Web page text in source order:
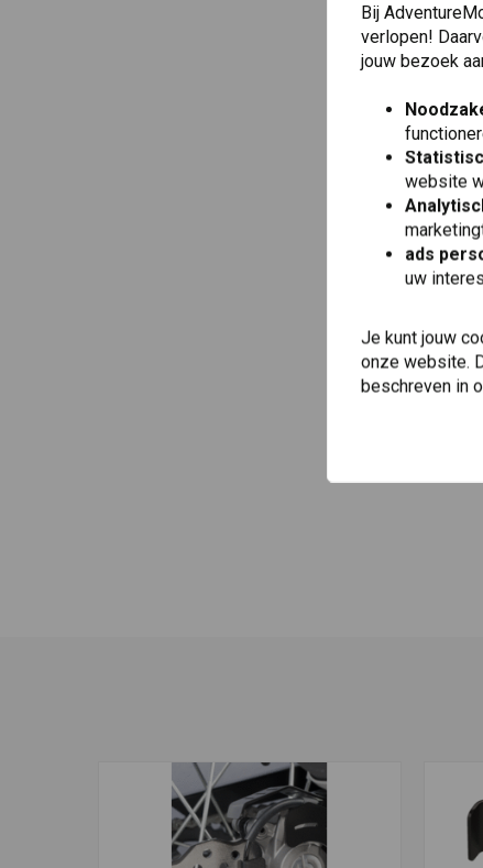
Bij
verlopen!
jouw bezoek
website
ads
uw
Je kunt jouw
onze website.
beschreven in